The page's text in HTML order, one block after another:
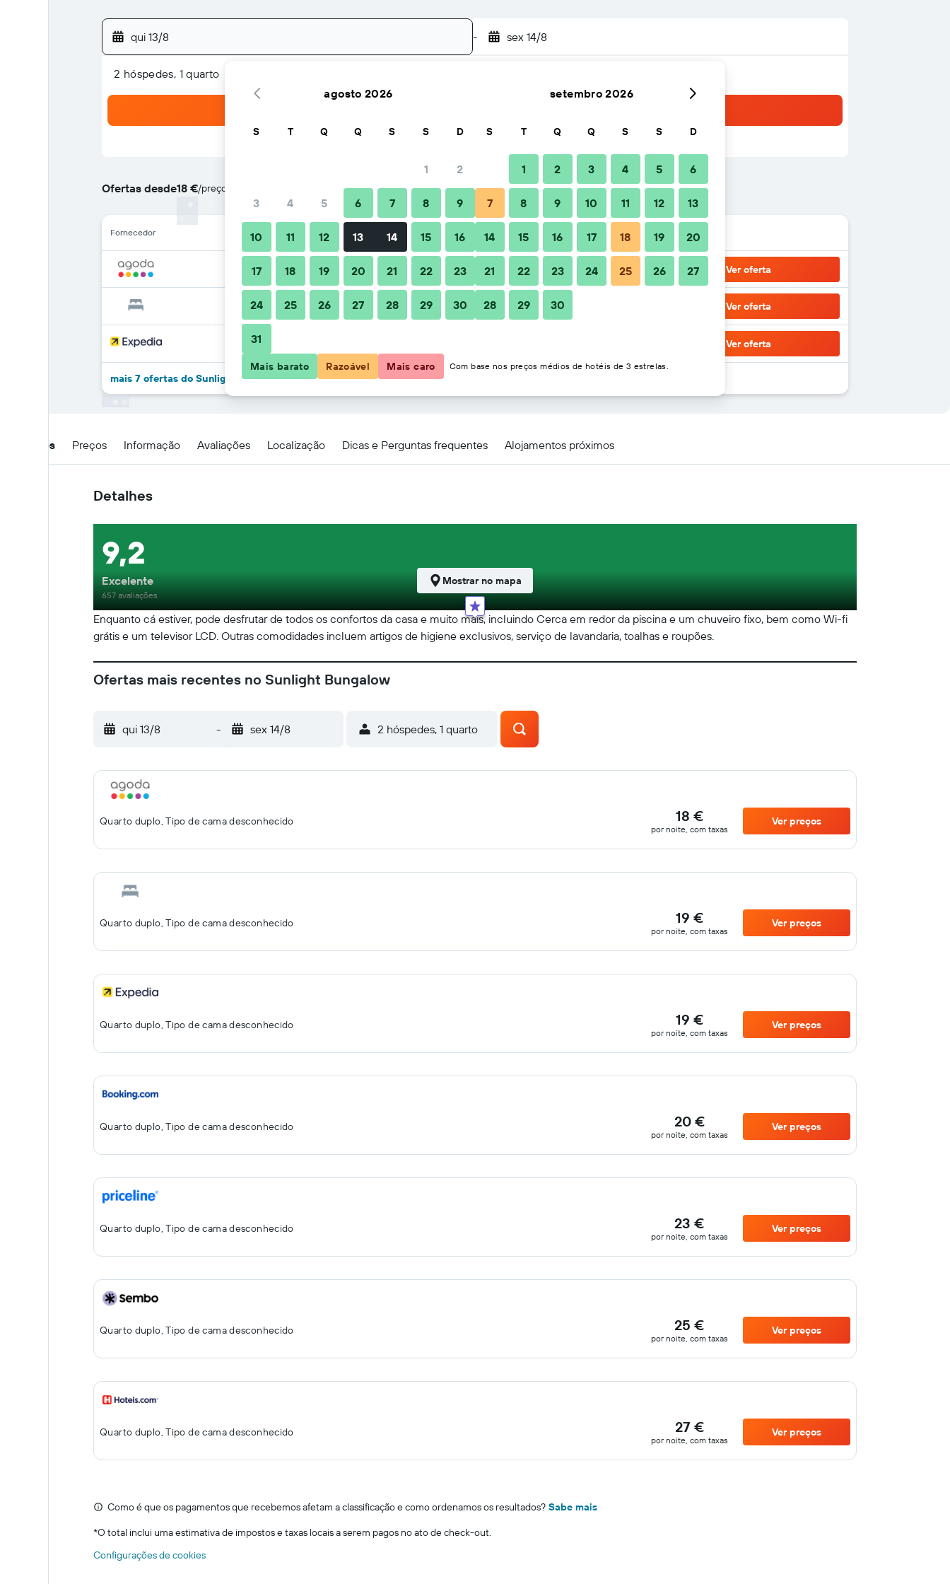
qui 13/8 - sex 14/8
2 hóspedes, 1 quarto
Ofertas desde18 €/preço por noite mais barato(a)
Fornecedor Total por noite
18 € Ver oferta
19 € Ver oferta
Ver oferta
mais 7 ofertas do Sunlight Bungalow
Detalhes Preços Informação Avaliações Localização Dicas e Perguntas frequentes Alojamentos próximos
Detalhes
Enquanto cá estiver, pode desfrutar de todos os confortos da casa e muito mais, incluindo Cerca em redor da piscina e um chuveiro fixo, bem como Wi-fi
grátis e um televisor LCD. Outras comodidades incluem artigos de higiene exclusivos, serviço de lavandaria, toalhas e roupões.
9,2
Excelente
657 avaliações
Mostrar no mapa
Ofertas mais recentes no Sunlight Bungalow
qui 13/8 - sex 14/8 2 hóspedes, 1 quarto
Quarto duplo, Tipo de cama desconhecido 18 €
por noite, com taxas
Ver preços
Quarto duplo, Tipo de cama desconhecido 19 €
por noite, com taxas
Ver preços
Quarto duplo, Tipo de cama desconhecido 19 €
por noite, com taxas
Ver preços
Quarto duplo, Tipo de cama desconhecido 20 €
por noite, com taxas
Ver preços
Quarto duplo, Tipo de cama desconhecido 23 €
por noite, com taxas
Ver preços
Quarto duplo, Tipo de cama desconhecido 25 €
por noite, com taxas
Ver preços
Quarto duplo, Tipo de cama desconhecido 27 €
por noite, com taxas
Ver preços
Como é que os pagamentos que recebemos afetam a classificação e como ordenamos os resultados? Sabe mais
*O total inclui uma estimativa de impostos e taxas locais a serem pagos no ato de check-out.
Configurações de cookies
agosto 2026
S T Q Q S S D
1 2
3 4 5 6 7 8 9
10 11 12 13 14 15 16
17 18 19 20 21 22 23
24 25 26 27 28 29 30
31
setembro 2026
S T Q Q S S D
1 2 3 4 5 6
7 8 9 10 11 12 13
14 15 16 17 18 19 20
21 22 23 24 25 26 27
28 29 30
Mais barato Razoável Mais caro Com base nos preços médios de hotéis de 3 estrelas.